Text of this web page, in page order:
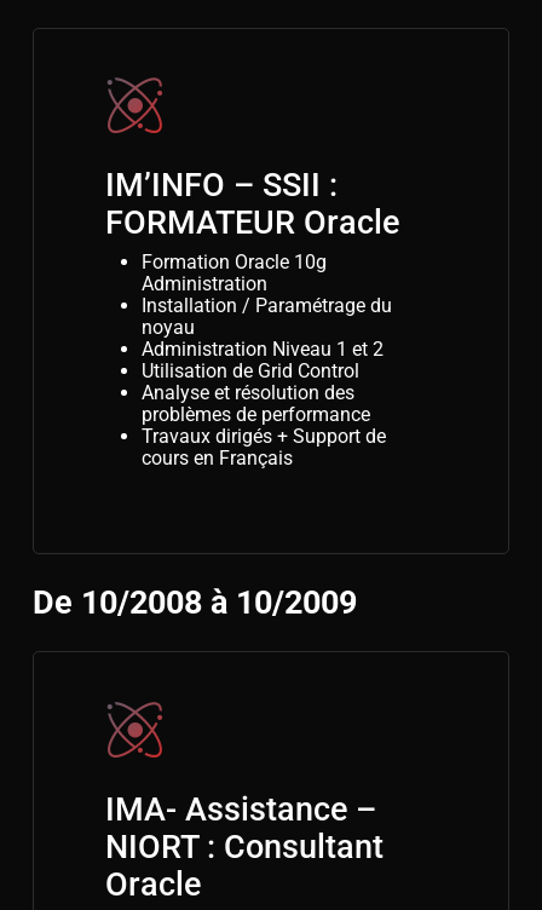
IM’INFO – SSII :
FORMATEUR Oracle
Formation Oracle 10g
Administration
Installation / Paramétrage du
noyau
Administration Niveau 1 et 2
Utilisation de Grid Control
Analyse et résolution des
problèmes de performance
Travaux dirigés + Support de
cours en Français
De 10/2008 à 10/2009
IMA- Assistance –
NIORT : Consultant
Oracle